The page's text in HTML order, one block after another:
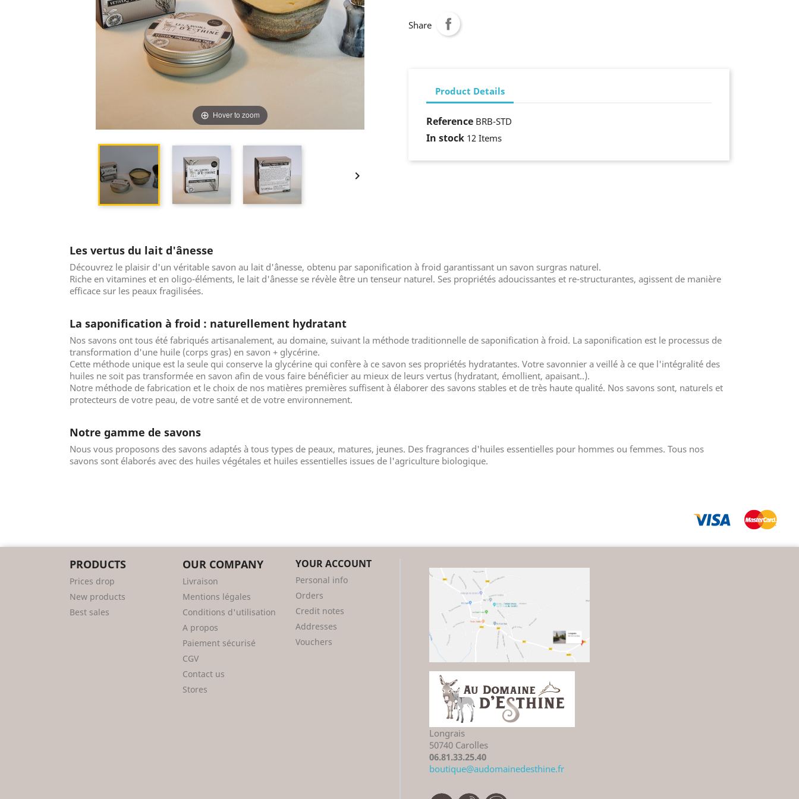
Hover to zoom
 
Share
Product Details
Reference BRB-STD
In stock 12 Items
Les vertus du lait d'ânesse
Découvrez le plaisir d'un véritable savon au lait d'ânesse, obtenu par saponification à froid garantissant un savon surgras naturel.
Riche en vitamines et en oligo-éléments, le lait d'ânesse se révèle être un tenseur naturel. Ses propriétés adoucissantes et re-structurantes, agissent de manière
efficace sur les peaux fragilisées.
La saponification à froid : naturellement hydratant
Nos savons ont tous été fabriqués artisanalement, au domaine, suivant la méthode traditionnelle de saponification à froid. La saponification est le processus de
transformation d'une huile (corps gras) en savon + glycérine.
Cette méthode unique est la seule qui conserve la glycérine qui confère à ce savon ses propriétés hydratantes. Votre savonnier a veillé à ce que l'intégralité des
huiles ne soit pas transformée en savon afin de vous faire bénéficier au mieux de leurs vertus (hydratant, émollient, apaisant..).
Notre méthode de fabrication et le choix de nos matières premières suffisent à élaborer des savons stables et de très haute qualité. Nos savons sont, naturels et
protecteurs de votre peau, de votre santé et de votre environnement.
Notre gamme de savons
Nous vous proposons des savons adaptés à tous types de peaux, matures, jeunes. Des fragrances d'huiles essentielles pour hommes ou femmes. Tous nos
savons sont élaborés avec des huiles végétales et huiles essentielles issues de l'agriculture biologique.
PRODUCTS
Prices drop
New products
Best sales
OUR COMPANY
Livraison
Mentions légales
Conditions d'utilisation
A propos
Paiement sécurisé
CGV
Contact us
Stores
YOUR ACCOUNT
Personal info
Orders
Credit notes
Addresses
Vouchers
Longrais
50740 Carolles
06.81.33.25.40
boutique@audomainedesthine.fr